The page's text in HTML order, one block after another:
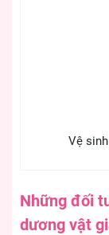
Vệ
Những đối
dương vật